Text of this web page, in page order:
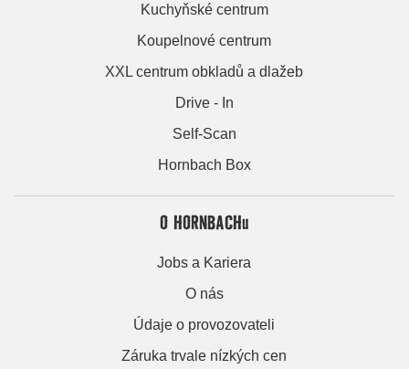
Kuchyňské centrum
Koupelnové centrum
XXL centrum obkladů a dlažeb
Drive - In
Self-Scan
Hornbach Box
O HORNBACHu
Jobs a Kariera
O nás
Údaje o provozovateli
Záruka trvale nízkých cen